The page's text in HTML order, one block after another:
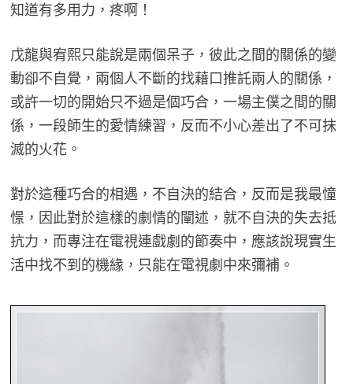
知道有多用力，疼啊！
戊龍與宥熙只能說是兩個呆子，彼此之間的關係的變
動卻不自覺，兩個人不斷的找藉口推託兩人的關係，
或許一切的開始只不過是個巧合，一場主僕之間的關
係，一段師生的愛情練習，反而不小心差出了不可抹
滅的火花。
對於這種巧合的相遇，不自決的結合，反而是我最憧
憬，因此對於這樣的劇情的闡述，就不自決的失去抵
抗力，而專注在電視連戲劇的節奏中，應該說現實生
活中找不到的機緣，只能在電視劇中來彌補。